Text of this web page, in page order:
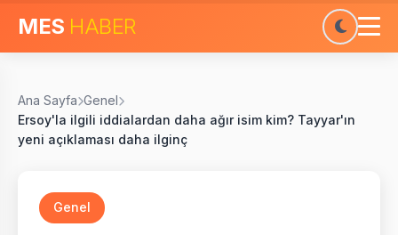
MES HABER
Ana Sayfa Genel
Ersoy'la ilgili iddialardan daha ağır isim kim? Tayyar'ın
yeni açıklaması daha ilginç
Genel